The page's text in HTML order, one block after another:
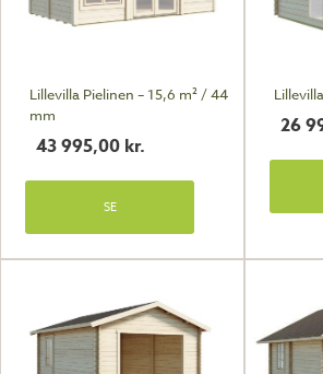
Lillevilla Pielinen – 15,6 m² / 44
mm
43 995,00 kr.
SE
26